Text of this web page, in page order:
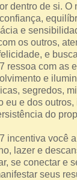
dentro de si. O
e
os outros,
e
ressoa com as
e
segredos,
eu e dos
do
incentiva você
lazer e
se conectar e
seus